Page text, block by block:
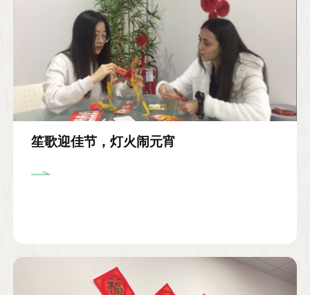
笙歌迎佳节，灯火闹元宵